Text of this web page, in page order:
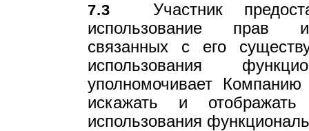
7.3 Участник
использование прав
связанных с его
использования
уполномочивает Компанию
искажать и
использования